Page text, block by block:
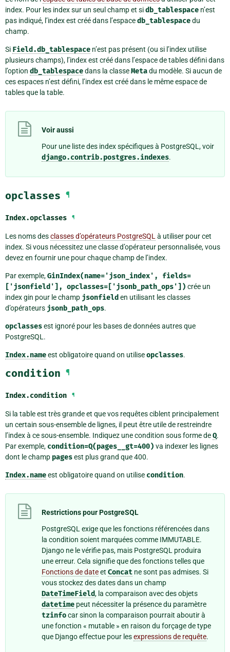
index. Pour les index sur un seul champ et sidb_tablespace n’est
pas indiqué, l’index est créé dans l’espacedb_tablespacedu
champ.
Si Field.db_tablespace n’est pas présent (ou si l’index utilise
plusieurs champs), l’index est créé dans l’espace de tables défini dans
l’option db_tablespacedans la classeMetadu modèle. Si aucun de
ces espaces n’est défini, l’index est créé dans le même espace de
tables que la table.
Voir aussi
Pour une liste des index spécifiques à PostgreSQL, voir
django.contrib.postgres.indexes.
opclasses ¶
Index.opclasses ¶
Les noms desclasses d’opérateurs PostgreSQL à utiliser pour cet
index. Si vous nécessitez une classe d’opérateur personnalisée, vous
devez en fournir une pour chaque champ de l’index.
Par exemple,GinIndex(name='json_index',
fields=
['jsonfield'], opclasses=['jsonb_path_ops']) crée un
index gin pour le champ jsonfield en utilisant les classes
d’opérateurs jsonb_path_ops.
opclassesest ignoré pour les bases de données autres que
PostgreSQL.
Index.nameest obligatoire quand on utiliseopclasses.
condition ¶
Index.condition ¶
Si la table est très grande et que vos requêtes ciblent principalement
un certain sous-ensemble de lignes, il peut être utile de restreindre
l’index à ce sous-ensemble. Indiquez une condition sous forme deQ.
Par exemple, condition=Q(pages__gt=400) va indexer les lignes
dont le champ pagesest plus grand que 400.
Index.nameest obligatoire quand on utilise condition.
Restrictions pour PostgreSQL
PostgreSQL exige que les fonctions référencées dans
la condition soient marquées comme IMMUTABLE.
Django ne le vérifie pas, mais PostgreSQL produira
une erreur. Cela signifie que des fonctions telles que
Fonctions de dateet Concat ne sont pas admises. Si
vous stockez des dates dans un champ
DateTimeField, la comparaison avec des objets
datetime peut nécessiter la présence du paramètre
tzinfocar sinon la comparaison pourrait aboutir à
une fonction « mutable » en raison du forçage de type
que Django effectue pour lesexpressions de requête.